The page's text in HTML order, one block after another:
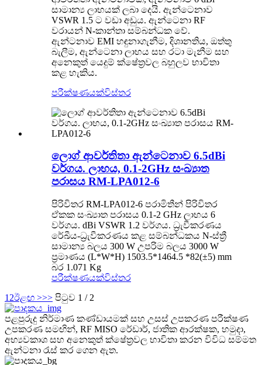
සාමාන්‍ය ලාභයක් ලබා දෙයි. ඇන්ටෙනාව
VSWR 1.5 ට වඩා අඩුය. ඇන්ටෙනා RF
වරායන් N-කාන්තා සම්බන්ධක වේ.
ඇන්ටනාව EMI හඳුනාගැනීම, දිශානතිය, ඔත්තු
බැලීම, ඇන්ටෙනා ලාභය සහ රටා මැනීම සහ
අනෙකුත් යෙදුම් ක්ෂේත්‍රවල බහුලව භාවිතා
කළ හැකිය.
පරීක්ෂණයක්විස්තර
ලොග් ආවර්තිතා ඇන්ටෙනාව 6.5dBi
වර්ගය. ලාභය, 0.1-2GHz සංඛ්‍යාත
පරාසය RM-LPA012-6
පිරිවිතර RM-LPA012-6 පරාමිතීන් පිරිවිතර
ඒකක සංඛ්‍යාත පරාසය 0.1-2 GHz ලාභය 6
වර්ගය. dBi VSWR 1.2 වර්ගය. ධ්‍රැවීකරණය
රේඛීය-ධ්‍රැවීකරණය කළ සම්බන්ධකය N-ස්ත්‍රී
සාමාන්‍ය බලය 300 W උපරිම බලය 3000 W
ප්‍රමාණය (L*W*H) 1503.5*1464.5 *82(±5) mm
බර 1.071 Kg
පරීක්ෂණයක්විස්තර
1 2ඊළඟ >>> පිටුව 1 / 2
පළපුරුදු නිර්මාණ කණ්ඩායමක් සහ උසස් උපකරණ පරීක්ෂණ
උපකරණ සමඟින්, RF MISO රේඩාර්, ජාතික ආරක්ෂක, හමුදා,
අභ්‍යවකාශ සහ අනෙකුත් ක්ෂේත්‍රවල භාවිතා කරන විවිධ සම්මත
ඇන්ටනා රැස් කර ගෙන ඇත.